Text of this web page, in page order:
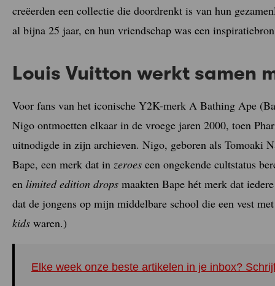
creëerden een collectie die doordrenkt is van hun
al bijna 25 jaar, en hun vriendschap was een
Louis Vuitton werkt samen
Voor fans van het iconische Y2K-merk A Bathing Ape
Nigo ontmoetten elkaar in de vroege jaren 2000, toen
uitnodigde in zijn archieven. Nigo, geboren als Tomoaki
Bape, een merk dat in zeroes een ongekende cultstatus
en limited edition drops maakten Bape hét merk dat
dat de jongens op mijn middelbare school die een vest
kids waren.)
Elke week onze beste artikelen in je inbox?